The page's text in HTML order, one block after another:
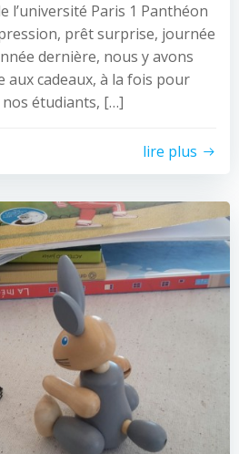
l’université Paris 1 Panthéon
prêt surprise, journée
dernière, nous y avons
aux cadeaux, à la fois pour
étudiants, […]
lire plus